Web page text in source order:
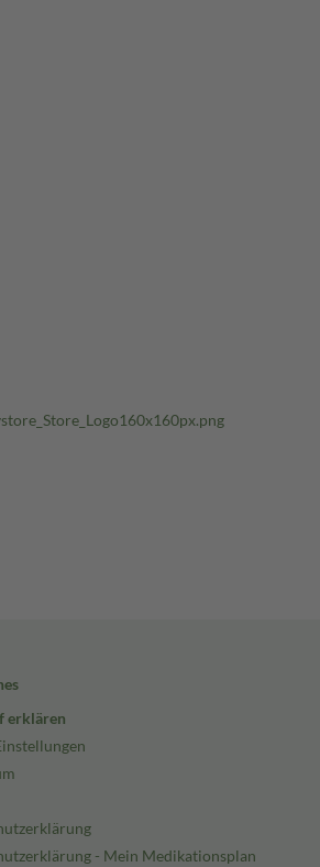
erklären
- Mein Medikationsplan